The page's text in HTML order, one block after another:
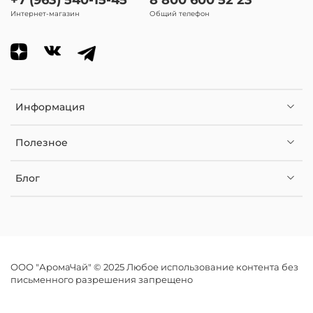
цветочные ноты, ладан, травянисто-древесные оттенки
Внешность (настой):
В чем заваривать чай:
чайник, глиняный чайник
Количество проливов:
Информация
Полезное
Блог
Интернет-магазин Общий телефон
ООО "АромаЧай" © 2025 Любое использование контента без
письменного разрешения запрещено